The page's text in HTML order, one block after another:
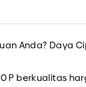
Anda? Daya
P berkualitas